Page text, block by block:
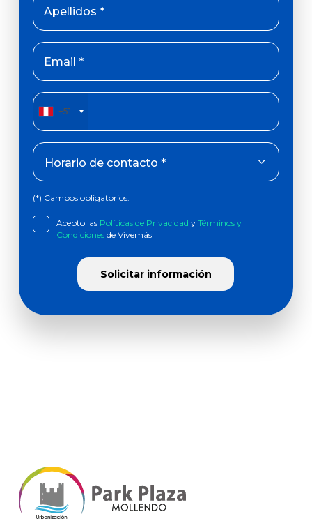
Apellidos *
Email *
+51
(*) Campos obligatorios.
Acepto las Políticas de Privacidad y Términos y
Condicionesde Vivemás